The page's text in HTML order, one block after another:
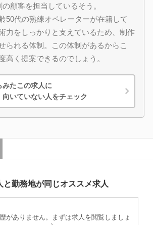
顧客を担当しているそう。
50代の熟練オペレーターが在籍して
力をしっかりと支えているため、制作
られる体制。この体制があるからこ
高く提案できるのでしょう。
たこの求人に
向いていない人をチェック
と勤務地が同じオススメ求人
がありません。まずは求人を閲覧しましょ